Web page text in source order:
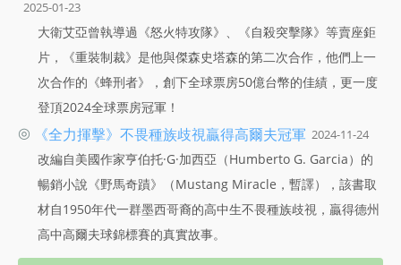
2025-01-23
大衛艾亞曾執導過《怒火特攻隊》、《自殺突擊隊》等賣座鉅
片，《重裝制裁》是他與傑森史塔森的第二次合作，他們上一
次合作的《蜂刑者》，創下全球票房50億台幣的佳績，更一度
登頂2024全球票房冠軍！
◎ 《全力揮擊》不畏種族歧視贏得高爾夫冠軍 2024-11-24
改編自美國作家亨伯托·G·加西亞（Humberto G. Garcia）的
暢銷小說《野馬奇蹟》（Mustang Miracle，暫譯），該書取
材自1950年代一群墨西哥裔的高中生不畏種族歧視，贏得德州
高中高爾夫球錦標賽的真實故事。